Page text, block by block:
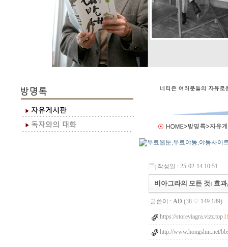
작성일 : 25-02-14 10:51
비아그라의 모든 것: 효
글쓴이 : AD (38.♡.149.189)
https://storeviagra.vizz.top
http://www.hongshin.net/